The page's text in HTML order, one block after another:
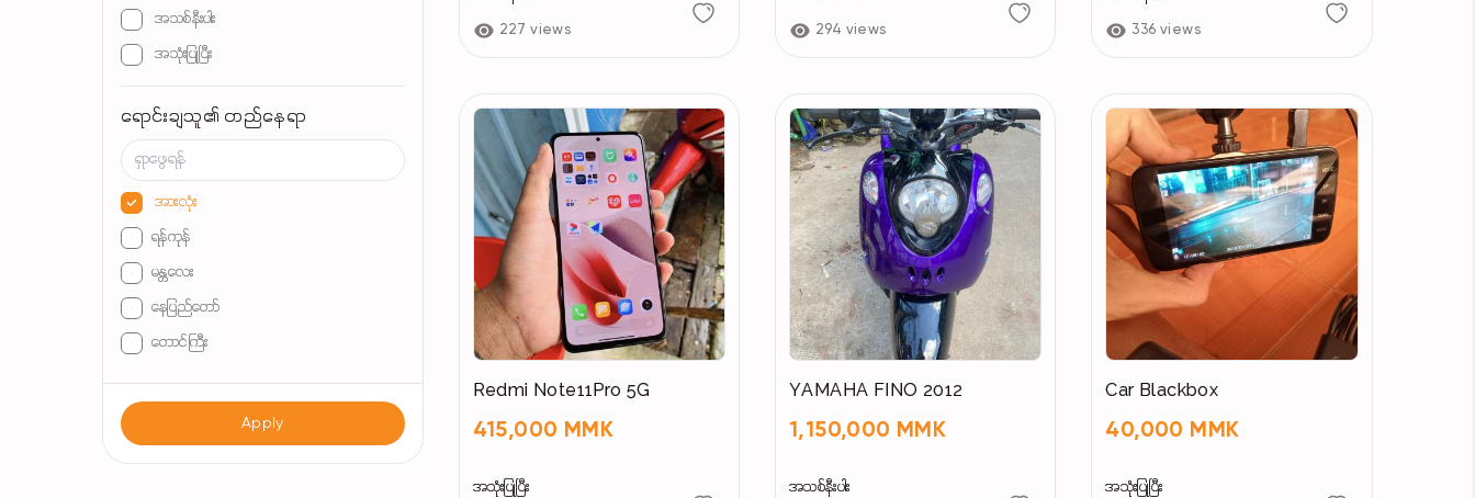
အသစ်နီးပါး
အသုံးပြုပြီး
ရောင်းချသူ၏ တည်နေရာ
အားလုံး
ရန်ကုန်
မန္တလေး
နေပြည်တော်
တောင်ကြီး
မြစ်ကြီးနား
Apply
227 views 294 views 336 views
Redmi Note11Pro 5G
415,000 MMK
အသုံးပြုပြီး
YAMAHA FINO 2012
1,150,000 MMK
အသစ်နီးပါး
Car Blackbox
40,000 MMK
အသုံးပြုပြီး